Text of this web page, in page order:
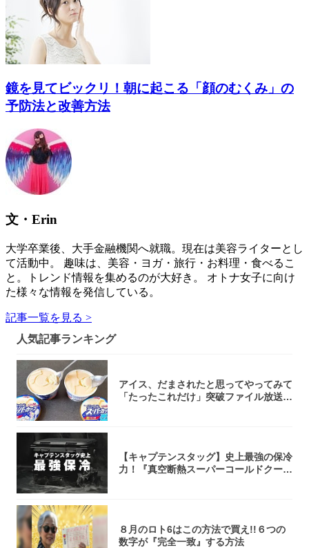
鏡を見てビックリ！朝に起こる「顔のむくみ」の
予防法と改善方法
文・Erin
大学卒業後、大手金融機関へ就職。現在は美容ライターとし
て活動中。 趣味は、美容・ヨガ・旅行・お料理・食べるこ
と。トレンド情報を集めるのが大好き。 オトナ女子に向け
た様々な情報を発信している。
記事一覧を見る >
人気記事ランキング
アイス、だまされたと思ってやってみて
「たったこれだけ」突破ファイル放送で
【キャプテンスタッグ】史上最強の保冷
力！『真空断熱スーパーコールドクーラ
８月のロト6はこの方法で買え!!６つの
数字が『完全一致』する方法